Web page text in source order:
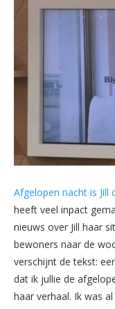
Afgelopen nacht is Jill
heeft veel inpact
nieuws over Jill haar
bewoners naar de
verschijnt de tekst:
dat ik jullie de
haar verhaal. Ik was